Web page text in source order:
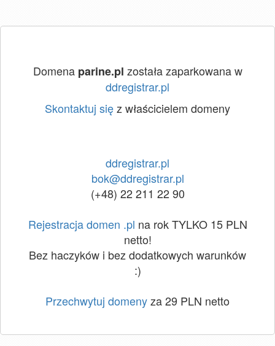
Domena parine.pl została zaparkowana w
ddregistrar.pl
Skontaktuj sięz właścicielem domeny
ddregistrar.pl
bok@ddregistrar.pl
(+48) 22 211 22 90
Rejestracja domen .pl na rok TYLKO 15 PLN
netto!
Bez haczyków i bez dodatkowych warunków
:)
Przechwytuj domenyza 29 PLN netto